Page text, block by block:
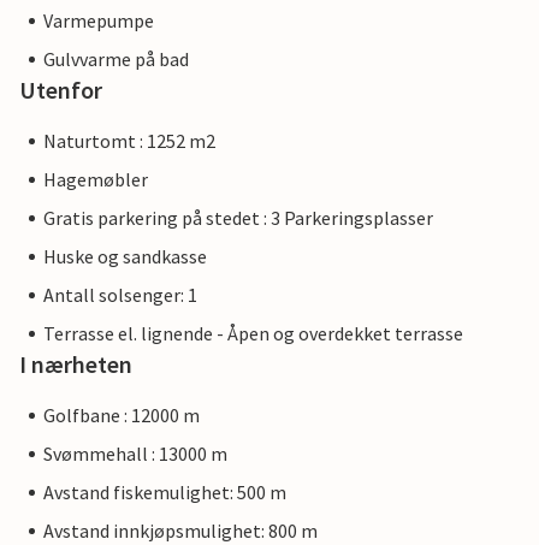
Varmepumpe
Gulvvarme på bad
Utenfor
Naturtomt : 1252 m2
Hagemøbler
Gratis parkering på stedet : 3 Parkeringsplasser
Huske og sandkasse
Antall solsenger: 1
Terrasse el. lignende - Åpen og overdekket terrasse
I nærheten
Golfbane : 12000 m
Svømmehall : 13000 m
Avstand fiskemulighet: 500 m
Avstand innkjøpsmulighet: 800 m